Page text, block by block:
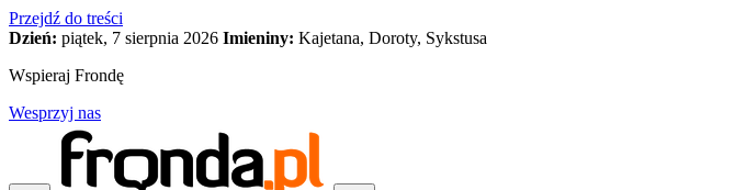
Przejdź do treści
Dzień: piątek, 7 sierpnia 2026 Imieniny: Kajetana, Doroty, Sykstusa
Wspieraj Frondę
Wesprzyj nas